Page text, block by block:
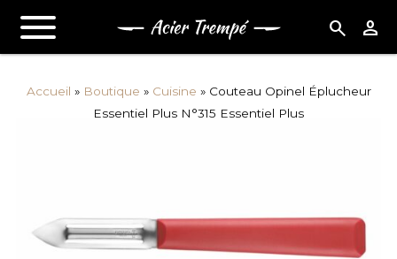
search person
Accueil » Boutique » Cuisine » Couteau Opinel Éplucheur
Essentiel Plus N°315 Essentiel Plus